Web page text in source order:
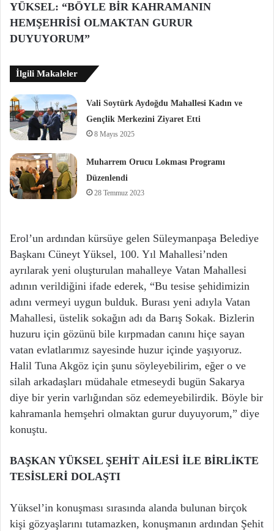
YÜKSEL: “BÖYLE BİR KAHRAMANIN
HEMŞEHRİSİ OLMAKTAN GURUR
DUYUYORUM”
İlgili Makaleler
Vali Soytürk Aydoğdu Mahallesi Kadın ve
Gençlik Merkezini Ziyaret Etti
8 Mayıs 2025
Muharrem Orucu Lokması Programı
Düzenlendi
28 Temmuz 2023
Erol’un ardından kürsüye gelen Süleymanpaşa Belediye
Başkanı Cüneyt Yüksel, 100. Yıl Mahallesi’nden
ayrılarak yeni oluşturulan mahalleye Vatan Mahallesi
adının verildiğini ifade ederek, “Bu tesise şehidimizin
adını vermeyi uygun bulduk. Burası yeni adıyla Vatan
Mahallesi, üstelik sokağın adı da Barış Sokak. Bizlerin
huzuru için gözünü bile kırpmadan canını hiçe sayan
vatan evlatlarımız sayesinde huzur içinde yaşıyoruz.
Halil Tuna Akgöz için şunu söyleyebilirim, eğer o ve
silah arkadaşları müdahale etmeseydi bugün Sakarya
diye bir yerin varlığından söz edemeyebilirdik. Böyle bir
kahramanla hemşehri olmaktan gurur duyuyorum,” diye
konuştu.
BAŞKAN YÜKSEL ŞEHİT AİLESİ İLE BİRLİKTE
TESİSLERİ DOLAŞTI
Yüksel’in konuşması sırasında alanda bulunan birçok
kişi gözyaşlarını tutamazken, konuşmanın ardından Şehit